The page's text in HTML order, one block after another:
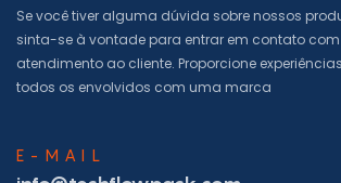
Se você tiver alguma dúvida sobre nossos
sinta-se à vontade para entrar em contato
atendimento ao cliente. Proporcione
todos os envolvidos com uma marca
E-MAIL